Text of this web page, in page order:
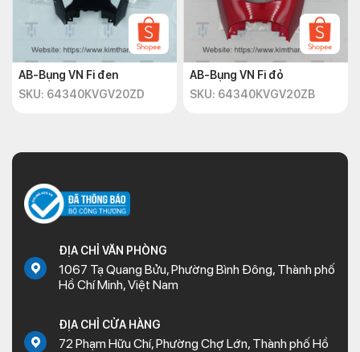
AB-Bụng VN Fi đen
SKU: 64340KVGV20ZD
AB-Bụng VN Fi đỏ
SKU: 64340KVGV20ZB
ĐỊA CHỈ VĂN PHÒNG
1067 Tạ Quang Bửu, Phường Bình Đông, Thành phố
Hồ Chí Minh, Việt Nam
ĐỊA CHỈ CỬA HÀNG
72 Phạm Hữu Chí, Phường Chợ Lớn, Thành phố Hồ